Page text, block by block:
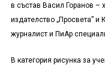
в състав Васил Горанов
издателство „Просвета”
журналист и ПиАр
В категория рисунка за